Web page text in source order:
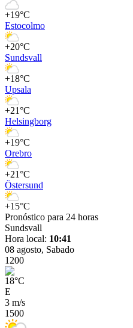
+19°C
Estocolmo
+20°C
Sundsvall
+18°C
Upsala
+21°C
Helsingborg
+19°C
Orebro
+21°C
Östersund
+15°C
Pronóstico para 24 horas
Sundsvall
Hora local: 10:41
08 agosto, Sabado
1200
18°C
E
3 m/s
1500